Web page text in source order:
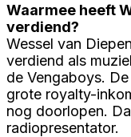
Waarmee heeft
verdiend?
Wessel van
verdiend als
de Vengaboys.
grote royalty-
nog doorlopen.
radiopresentator.